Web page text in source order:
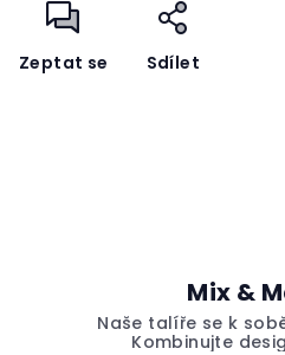
Zeptat se Sdílet
Mix &
Naše talíře se k
Kombinujte